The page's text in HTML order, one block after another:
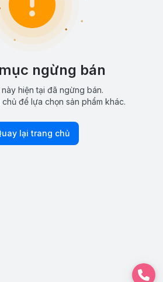
ngừng bán
này hiện tại đã ngừng bán.
để lựa chọn sản phẩm khác.
lại trang chủ